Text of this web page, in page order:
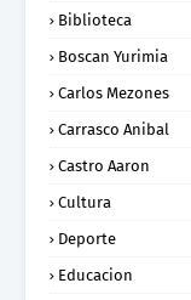
Biblioteca
Boscan Yurimia
Carlos Mezones
Carrasco Anibal
Castro Aaron
Cultura
Deporte
Educacion